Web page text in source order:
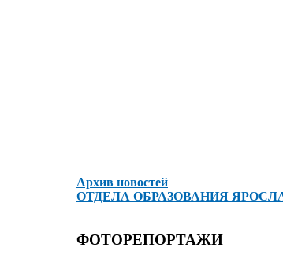
Архив новостей
ОТДЕЛА ОБРАЗОВАНИЯ
ФОТОРЕПОРТАЖИ